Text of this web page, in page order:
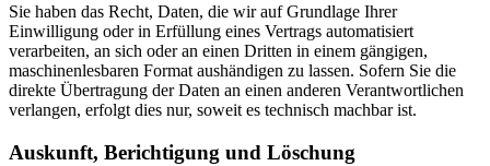
Sie haben das Recht, Daten, die wir auf Grundlage Ihrer
Einwilligung oder in Erfüllung eines Vertrags automatisiert
verarbeiten, an sich oder an einen Dritten in einem gängigen,
maschinenlesbaren Format aushändigen zu lassen. Sofern Sie die
direkte Übertragung der Daten an einen anderen Verantwortlichen
verlangen, erfolgt dies nur, soweit es technisch machbar ist.
Auskunft, Berichtigung und Löschung